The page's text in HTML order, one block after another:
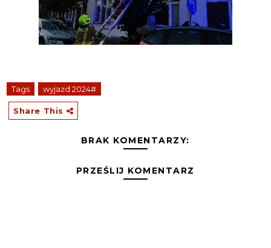
Tags wyjazd 2024#
Share This
BRAK KOMENTARZY:
PRZEŚLIJ KOMENTARZ